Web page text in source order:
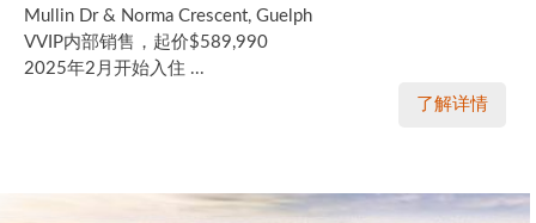
Mullin Dr & Norma Crescent, Guelph
VVIP内部销售，起价$589,990
2025年2月开始入住 ...
了解详情